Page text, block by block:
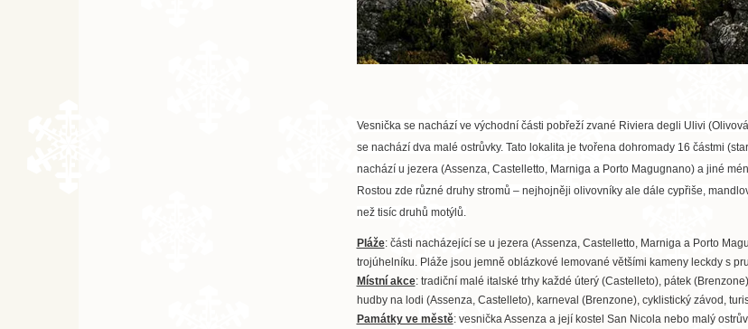
Vesnička se nachází ve východní části pobřeží zvané Riviera degli Ulivi
se nachází dva malé ostrůvky. Tato lokalita je tvořena dohromady 16 částmi
nachází u jezera (Assenza, Castelletto, Marniga a Porto Magugnano) a jiné
Rostou zde různé druhy stromů – nejhojněji olivovníky ale dále cypřiše,
než tisíc druhů motýlů.
Pláže: části nacházející se u jezera (Assenza, Castelletto, Marniga a Porto
trojúhelníku. Pláže jsou jemně oblázkové lemované většími kameny leckdy s
Místní akce: tradiční malé italské trhy každé úterý (Castelleto), pátek
hudby na lodi (Assenza, Castelleto), karneval (Brenzone), cyklistický závod,
Památky ve městě: vesnička Assenza a její kostel San Nicola nebo malý